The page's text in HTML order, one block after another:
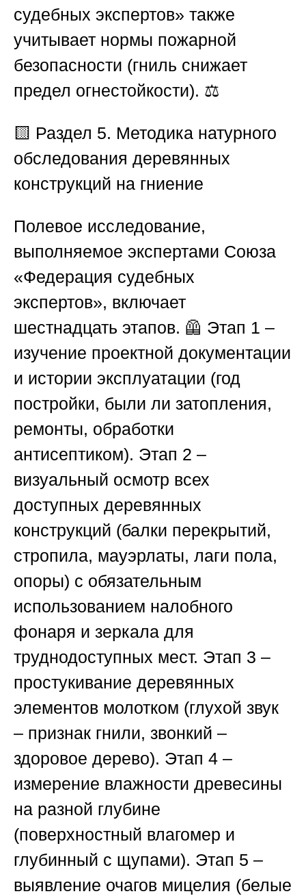
судебных экспертов» также
учитывает нормы пожарной
безопасности (гниль снижает
предел огнестойкости). ⚖️
🟨 Раздел 5. Методика натурного
обследования деревянных
конструкций на гниение
Полевое исследование,
выполняемое экспертами Союза
«Федерация судебных
экспертов», включает
шестнадцать этапов. 🦺 Этап 1 –
изучение проектной документации
и истории эксплуатации (год
постройки, были ли затопления,
ремонты, обработки
антисептиком). Этап 2 –
визуальный осмотр всех
доступных деревянных
конструкций (балки перекрытий,
стропила, мауэрлаты, лаги пола,
опоры) с обязательным
использованием налобного
фонаря и зеркала для
труднодоступных мест. Этап 3 –
простукивание деревянных
элементов молотком (глухой звук
– признак гнили, звонкий –
здоровое дерево). Этап 4 –
измерение влажности древесины
на разной глубине
(поверхностный влагомер и
глубинный с щупами). Этап 5 –
выявление очагов мицелия (белые